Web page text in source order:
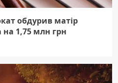
обдурив матір
на 1,75 млн грн